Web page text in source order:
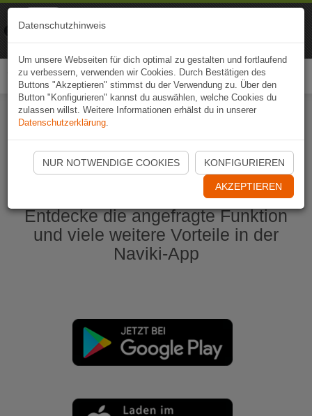
Naviki App jetzt öffnen
Entdecke die angefragte Funktion
und viele weitere Vorteile in der
Naviki-App
Datenschutzhinweis
Um unsere Webseiten für dich optimal zu gestalten und fortlaufend
zu verbessern, verwenden wir Cookies. Durch Bestätigen des
Buttons "Akzeptieren" stimmst du der Verwendung zu. Über den
Button "Konfigurieren" kannst du auswählen, welche Cookies du
zulassen willst. Weitere Informationen erhälst du in unserer
Datenschutzerklärung.
NUR NOTWENDIGE COOKIES KONFIGURIEREN
AKZEPTIEREN
Naviki